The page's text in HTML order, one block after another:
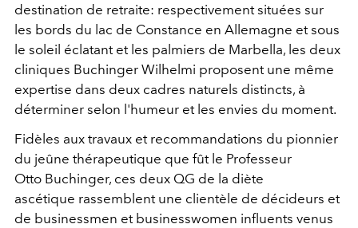
destination de retraite: respectivement situées sur
les bords du lac de Constance en Allemagne et sous
le soleil éclatant et les palmiers de Marbella, les deux
cliniques Buchinger Wilhelmi proposent une même
expertise dans deux cadres naturels distincts, à
déterminer selon l'humeur et les envies du moment.
Fidèles aux travaux et recommandations du pionnier
du jeûne thérapeutique que fût le Professeur
Otto Buchinger, ces deux QG de la diète
ascétique rassemblent une clientèle de décideurs et
de businessmen et businesswomen influents venus